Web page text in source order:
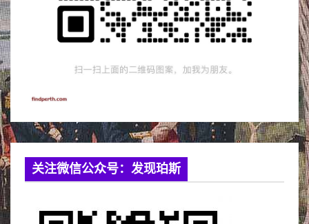
关注微信公众号：发现珀斯